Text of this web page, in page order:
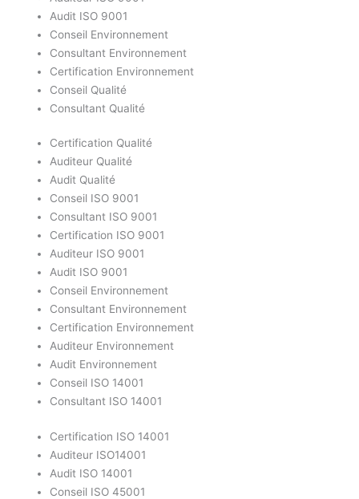
Audit ISO 9001
Conseil Environnement
Consultant Environnement
Certification Environnement
Conseil Qualité
Consultant Qualité
Certification Qualité
Auditeur Qualité
Audit Qualité
Conseil ISO 9001
Consultant ISO 9001
Certification ISO 9001
Auditeur ISO 9001
Audit ISO 9001
Conseil Environnement
Consultant Environnement
Certification Environnement
Auditeur Environnement
Audit Environnement
Conseil ISO 14001
Consultant ISO 14001
Certification ISO 14001
Auditeur ISO14001
Audit ISO 14001
Conseil ISO 45001